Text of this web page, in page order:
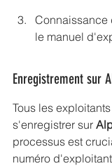
Connaissance
le manuel
Enregistrement sur
Tous les
s'enregistrer sur
processus est
numéro